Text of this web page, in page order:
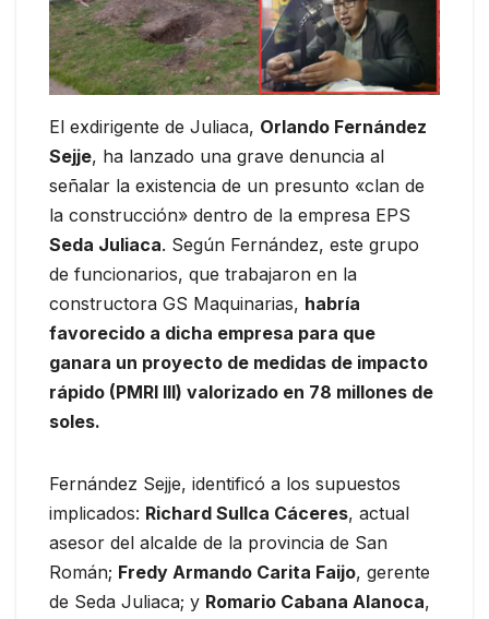
El exdirigente de Juliaca, Orlando Fernández
Sejje, ha lanzado una grave denuncia al
señalar la existencia de un presunto «clan de
la construcción» dentro de la empresa EPS
Seda Juliaca. Según Fernández, este grupo
de funcionarios, que trabajaron en la
constructora GS Maquinarias, habría
favorecido a dicha empresa para que
ganara un proyecto de medidas de impacto
rápido (PMRI III) valorizado en 78 millones de
soles.
Fernández Sejje, identificó a los supuestos
implicados: Richard Sullca Cáceres, actual
asesor del alcalde de la provincia de San
Román; Fredy Armando Carita Faijo, gerente
de Seda Juliaca; y Romario Cabana Alanoca,